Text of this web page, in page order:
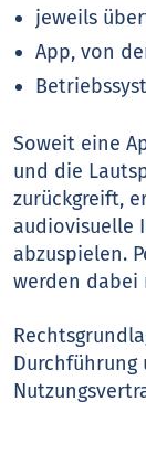
jeweils
App, von
Soweit eine
und die
zurückgreift,
audiovisuelle
abzuspielen.
werden dabei
Durchführung